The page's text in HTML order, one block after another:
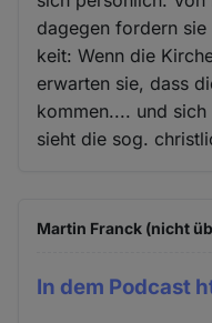
dagegen fordern
keit: Wenn die
erwarten sie, dass
kommen.... und
sieht die sog.
Martin Franck (nicht
In dem Podcast